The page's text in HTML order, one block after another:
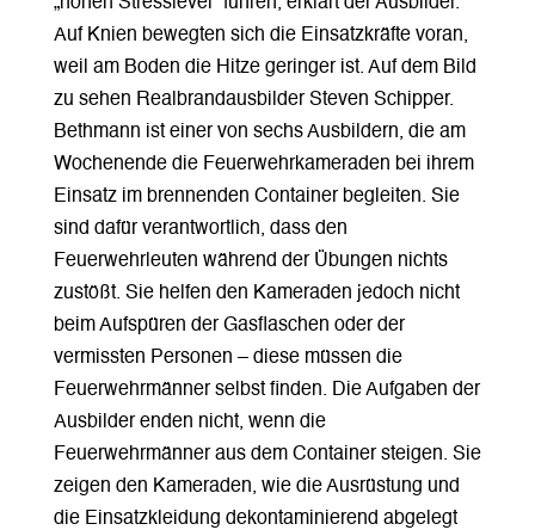
Auf Knien bewegten sich die Einsatzkräfte voran,
weil am Boden die Hitze geringer ist. Auf dem Bild
zu sehen Realbrandausbilder Steven Schipper.
Bethmann ist einer von sechs Ausbildern, die am
Wochenende die Feuerwehrkameraden bei ihrem
Einsatz im brennenden Container begleiten. Sie
sind dafür verantwortlich, dass den
Feuerwehrleuten während der Übungen nichts
zustößt. Sie helfen den Kameraden jedoch nicht
beim Aufspüren der Gasflaschen oder der
vermissten Personen – diese müssen die
Feuerwehrmänner selbst finden. Die Aufgaben der
Ausbilder enden nicht, wenn die
Feuerwehrmänner aus dem Container steigen. Sie
zeigen den Kameraden, wie die Ausrüstung und
die Einsatzkleidung dekontaminierend abgelegt